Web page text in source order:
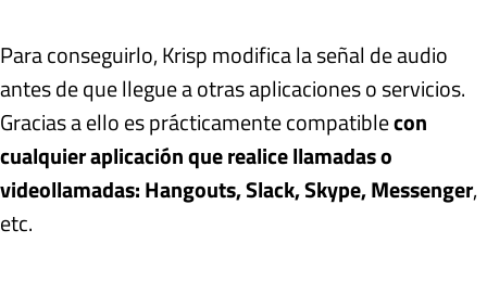
Para conseguirlo, Krisp modifica la señal de audio
antes de que llegue a otras aplicaciones o servicios.
Gracias a ello es prácticamente compatiblecon
cualquier aplicación que realice llamadas o
videollamadas: Hangouts, Slack, Skype, Messenger,
etc.